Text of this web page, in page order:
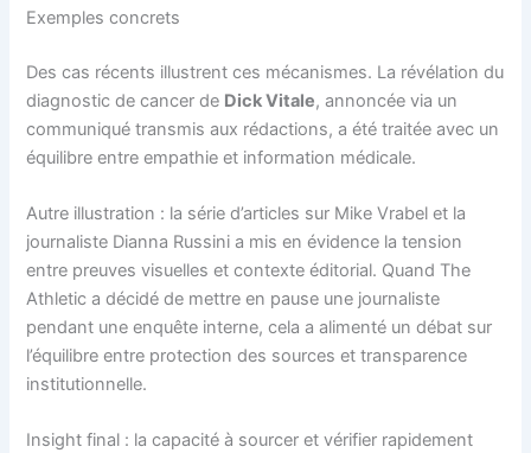
Exemples concrets
Des cas récents illustrent ces mécanismes. La révélation du
diagnostic de cancer de Dick Vitale, annoncée via un
communiqué transmis aux rédactions, a été traitée avec un
équilibre entre empathie et information médicale.
Autre illustration : la série d’articles sur Mike Vrabel et la
journaliste Dianna Russini a mis en évidence la tension
entre preuves visuelles et contexte éditorial. Quand The
Athletic a décidé de mettre en pause une journaliste
pendant une enquête interne, cela a alimenté un débat sur
l’équilibre entre protection des sources et transparence
institutionnelle.
Insight final : la capacité à sourcer et vérifier rapidement